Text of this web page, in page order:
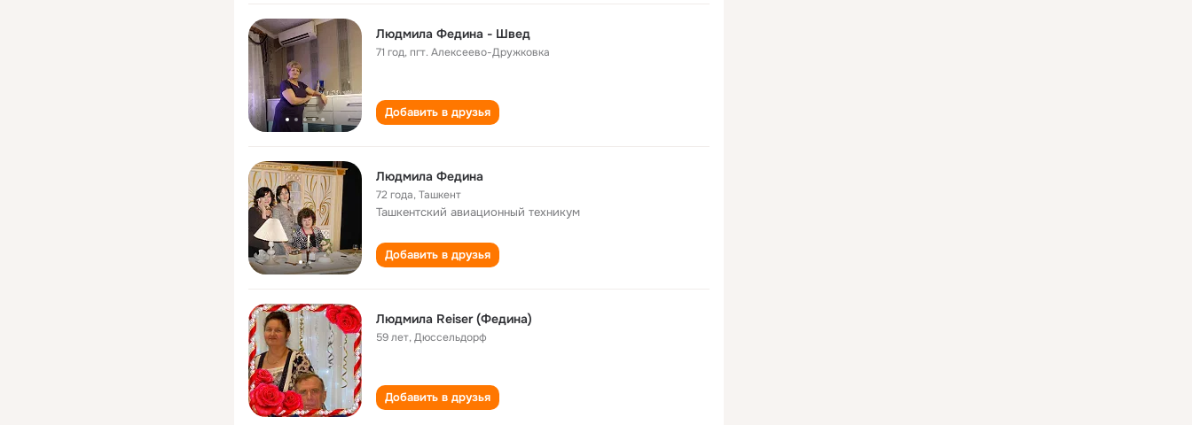
Людмила Федина - Швед
71 год,пгт. Алексеево-Дружковка
Добавить в друзья
Людмила Федина
72 года,Ташкент
Ташкентский авиационный техникум
Добавить в друзья
Людмила Reiser (Федина)
59 лет,Дюссельдорф
Добавить в друзья